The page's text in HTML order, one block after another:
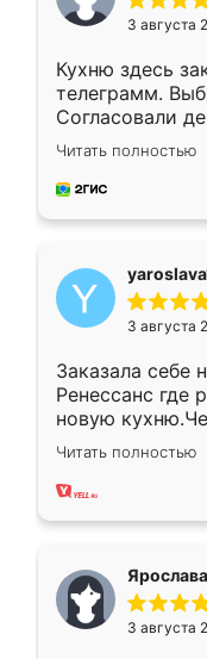
3 августа
Кухню здесь
телеграмм.
Согласовали
недели кухня
довольны
мебель за
Читать полностью
3 августа
Заказала себе
Ренессанс где
новую
вполне
два года,
Читать полностью
Ярослава
3 августа